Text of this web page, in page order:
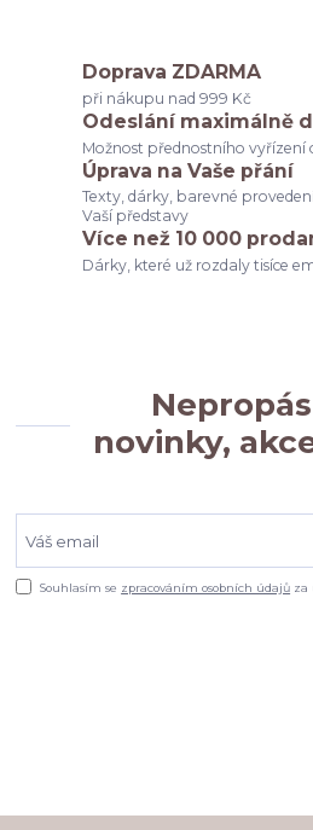
Doprava ZDARMA
při nákupu nad 999 Kč
Odeslání maximálně
Možnost přednostního vyřízení
Úprava na Vaše přání
Texty, dárky, barevné
Vaší představy
Více než 10 000
Dárky, které už rozdaly tisíce
novinky,
Souhlasím se zpracováním osobních údajů za